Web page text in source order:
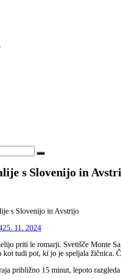
s Slovenijo in
s Slovenijo in Avstrijo
25. 11. 2024
priti le romarji. Svetišče Monte
tudi pot, ki jo je speljala žičnica.
približno 15 minut, lepoto